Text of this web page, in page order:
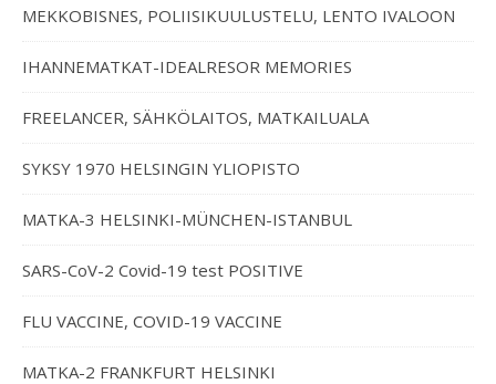
MEKKOBISNES, POLIISIKUULUSTELU, LENTO IVALOON
IHANNEMATKAT-IDEALRESOR MEMORIES
FREELANCER, SÄHKÖLAITOS, MATKAILUALA
SYKSY 1970 HELSINGIN YLIOPISTO
MATKA-3 HELSINKI-MÜNCHEN-ISTANBUL
SARS-CoV-2 Covid-19 test POSITIVE
FLU VACCINE, COVID-19 VACCINE
MATKA-2 FRANKFURT HELSINKI